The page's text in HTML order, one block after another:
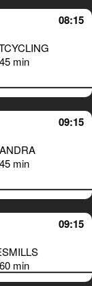
08:15
45 min
09:15
45 min
09:15
60 min